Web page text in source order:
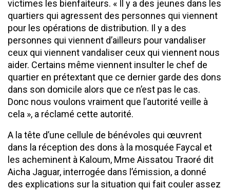
victimes les bienfaiteurs. « Il y a des jeunes dans les
quartiers qui agressent des personnes qui viennent
pour les opérations de distribution. Il y a des
personnes qui viennent d’ailleurs pour vandaliser
ceux qui viennent vandaliser ceux qui viennent nous
aider. Certains même viennent insulter le chef de
quartier en prétextant que ce dernier garde des dons
dans son domicile alors que ce n’est pas le cas.
Donc nous voulons vraiment que l’autorité veille à
cela », a réclamé cette autorité.
A la tête d’une cellule de bénévoles qui œuvrent
dans la réception des dons à la mosquée Faycal et
les acheminent à Kaloum, Mme Aissatou Traoré dit
Aicha Jaguar, interrogée dans l’émission, a donné
des explications sur la situation qui fait couler assez